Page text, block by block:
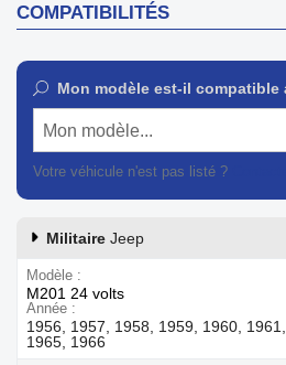
COMPATIBILITÉS
Mon modèle est-il compatible
Mon modèle...
Votre véhicule n'est pas listé ?
Militaire Jeep
Modèle
M201 24 volts
Année
1956, 1957, 1958, 1959, 1960,
1965, 1966